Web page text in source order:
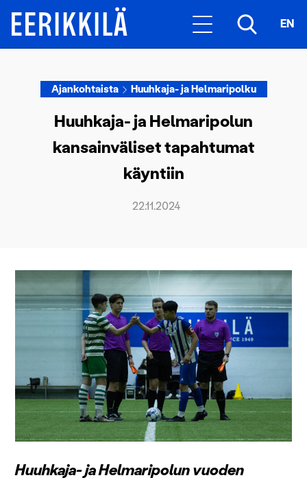
EN
Ajankohtaista Huuhkaja- ja Helmaripolku
Huuhkaja- ja Helmaripolun
kansainväliset tapahtumat
käyntiin
22.11.2024
Huuhkaja- ja Helmaripolun vuoden